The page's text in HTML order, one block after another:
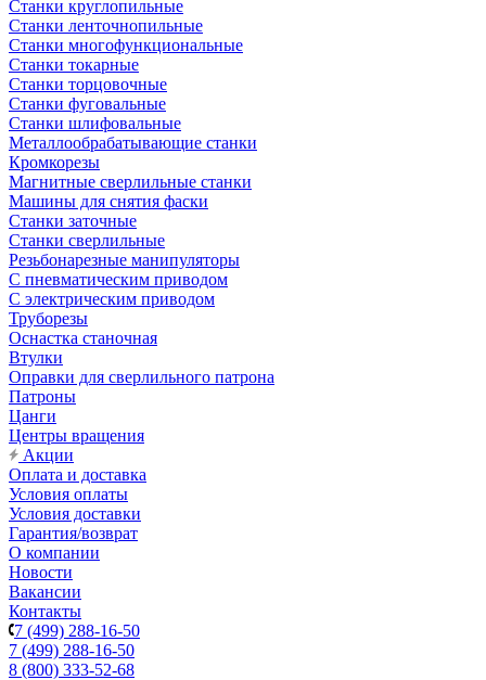
Станки круглопильные
Станки ленточнопильные
Станки многофункциональные
Станки токарные
Станки торцовочные
Станки фуговальные
Станки шлифовальные
Металлообрабатывающие станки
Кромкорезы
Магнитные сверлильные станки
Машины для снятия фаски
Станки заточные
Станки сверлильные
Резьбонарезные манипуляторы
С пневматическим приводом
С электрическим приводом
Труборезы
Оснастка станочная
Втулки
Оправки для сверлильного патрона
Патроны
Цанги
Центры вращения
Акции
Оплата и доставка
Условия оплаты
Условия доставки
Гарантия/возврат
О компании
Новости
Вакансии
Контакты
7 (499) 288-16-50
7 (499) 288-16-50
8 (800) 333-52-68